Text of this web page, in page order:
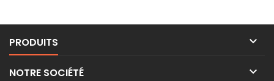
PRODUITS 
NOTRE SOCIÉTÉ 